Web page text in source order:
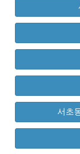
서초